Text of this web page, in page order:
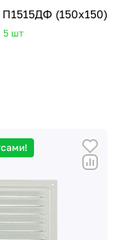
(150х150)
5 шт